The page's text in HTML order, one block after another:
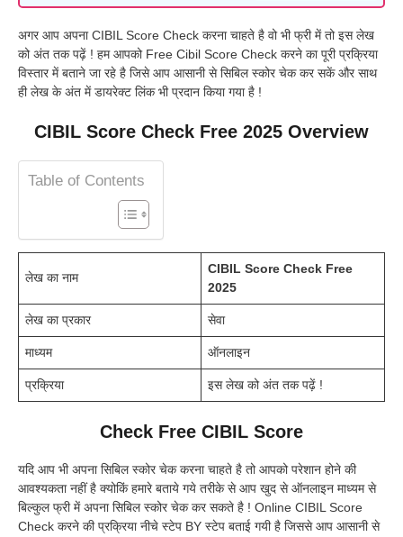
अगर आप अपना CIBIL Score Check करना चाहते है वो भी फ्री में तो इस लेख
को अंत तक पढ़ें ! हम आपको Free Cibil Score Check करने का पूरी प्रक्रिया
विस्तार में बताने जा रहे है जिसे आप आसानी से सिबिल स्कोर चेक कर सकें और साथ
ही लेख के अंत में डायरेक्ट लिंक भी प्रदान किया गया है !
CIBIL Score Check Free 2025 Overview
Table of Contents
लेख का नाम
CIBIL Score Check Free
2025
लेख का प्रकार सेवा
माध्यम ऑनलाइन
प्रक्रिया इस लेख को अंत तक पढ़ें !
Check Free CIBIL Score
यदि आप भी अपना सिबिल स्कोर चेक करना चाहते है तो आपको परेशान होने की
आवश्यकता नहीं है क्योकिं हमारे बताये गये तरीके से आप खुद से ऑनलाइन माध्यम से
बिल्कुल फ्री में अपना सिबिल स्कोर चेक कर सकते है ! Online CIBIL Score
Check करने की प्रक्रिया नीचे स्टेप BY स्टेप बताई गयी है जिससे आप आसानी से